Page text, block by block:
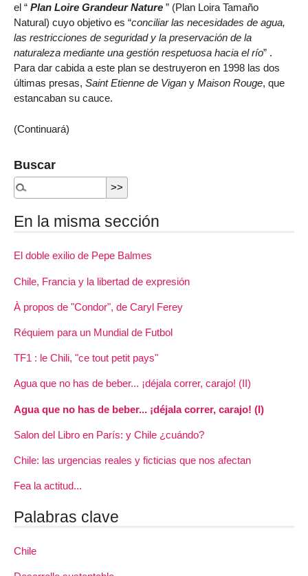
el “ Plan Loire Grandeur Nature ” (Plan Loira Tamaño
Natural) cuyo objetivo es “conciliar las necesidades de agua,
las restricciones de seguridad y la preservación de la
naturaleza mediante una gestión respetuosa hacia el río” .
Para dar cabida a este plan se destruyeron en 1998 las dos
últimas presas, Saint Etienne de Vigan y Maison Rouge, que
estancaban su cauce.
(Continuará)
Buscar
En la misma sección
El doble exilio de Pepe Balmes
Chile, Francia y la libertad de expresión
À propos de "Condor", de Caryl Ferey
Réquiem para un Mundial de Futbol
TF1 : le Chili, "ce tout petit pays"
Agua que no has de beber... ¡déjala correr, carajo! (II)
Agua que no has de beber... ¡déjala correr, carajo! (I)
Salon del Libro en París: y Chile ¿cuándo?
Chile: las urgencias reales y ficticias que nos afectan
Fea la actitud...
Palabras clave
Chile